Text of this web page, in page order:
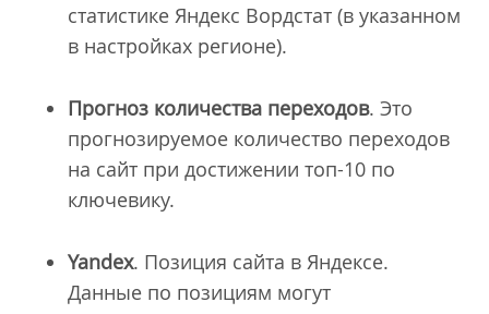
статистике Яндекс Вордстат (в указанном
в настройках регионе).
Прогноз количества переходов. Это
прогнозируемое количество переходов
на сайт при достижении топ-10 по
ключевику.
Yandex. Позиция сайта в Яндексе.
Данные по позициям могут